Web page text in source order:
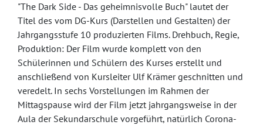
"The Dark Side - Das geheimnisvolle Buch" lautet der
Titel des vom DG-Kurs (Darstellen und Gestalten) der
Jahrgangsstufe 10 produzierten Films. Drehbuch, Regie,
Produktion: Der Film wurde komplett von den
Schülerinnen und Schülern des Kurses erstellt und
anschließend von Kursleiter Ulf Krämer geschnitten und
veredelt. In sechs Vorstellungen im Rahmen der
Mittagspause wird der Film jetzt jahrgangsweise in der
Aula der Sekundarschule vorgeführt, natürlich Corona-